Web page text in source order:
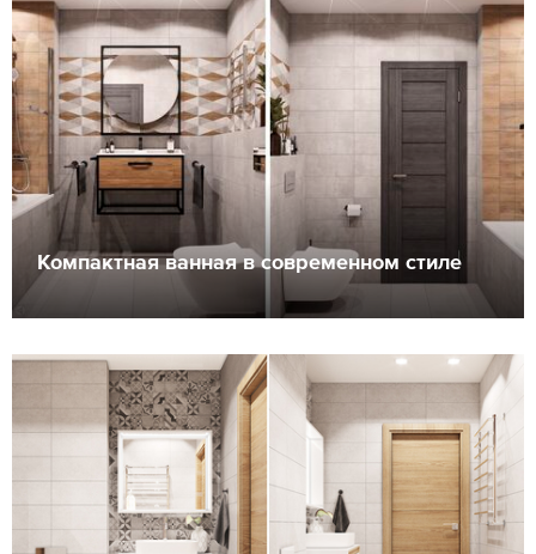
Компактная ванная в современном стиле